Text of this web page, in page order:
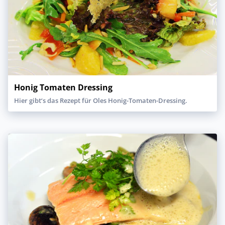
Honig Tomaten Dressing
Hier gibt‘s das Rezept für Oles Honig-Tomaten-Dressing.